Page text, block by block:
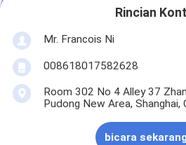
Rincian
Mr. Francois Ni
008618017582628
Room 302 No 4 Alley 37
Pudong New Area, Shanghai,
bicara